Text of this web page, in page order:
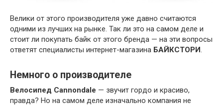
Велики от этого производителя уже давно считаются
одними из лучших на рынке. Так ли это на самом деле и
стоит ли покупать байк от этого бренда — на эти вопросы
ответят специалисты интернет-магазина БАЙКСТОРИ.
Немного о производителе
Велосипед Cannondale — звучит гордо и красиво,
правда? Но на самом деле изначально компания не